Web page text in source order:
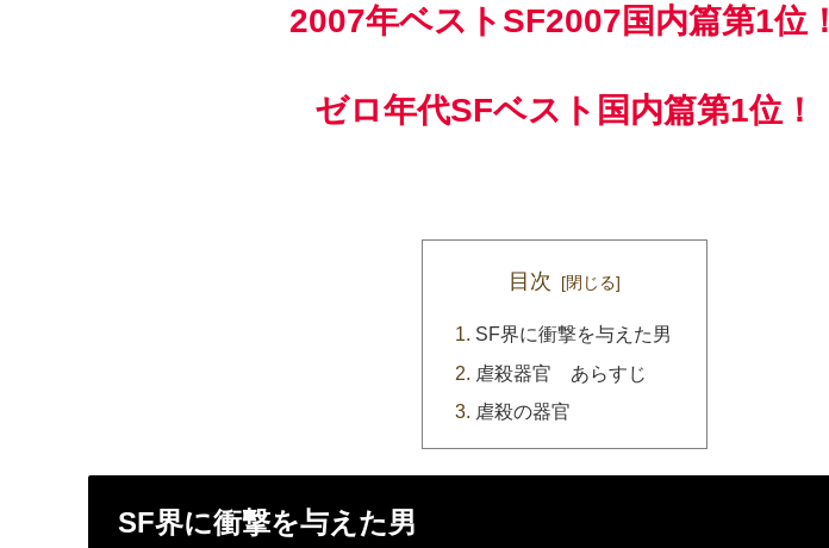
2007年ベストSF2007国内篇第1位！
ゼロ年代SFベスト国内篇第1位！
目次
SF界に衝撃を与えた男
虐殺器官 あらすじ
虐殺の器官
SF界に衝撃を与えた男